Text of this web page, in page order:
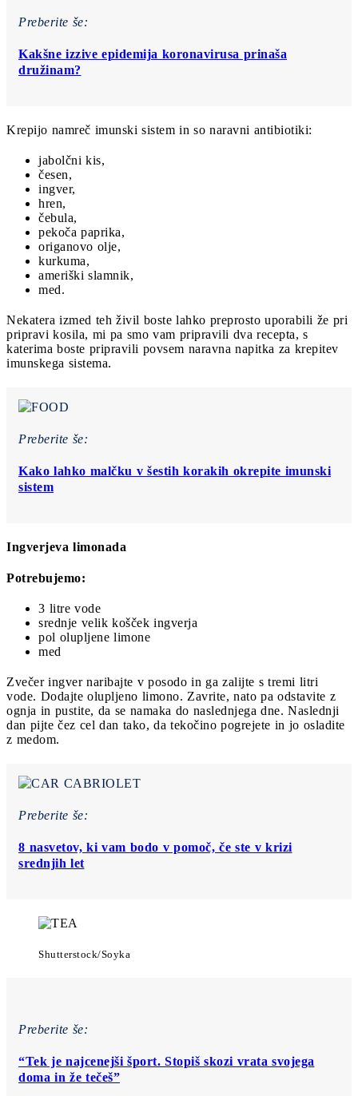
Preberite še:
Kakšne izzive epidemija koronavirusa prinaša
družinam?
Krepijo namreč imunski sistem in so naravni antibiotiki:
jabolčni kis,
česen,
ingver,
hren,
čebula,
pekoča paprika,
origanovo olje,
kurkuma,
ameriški slamnik,
med.
Nekatera izmed teh živil boste lahko preprosto uporabili že pri
pripravi kosila, mi pa smo vam pripravili dva recepta, s
katerima boste pripravili povsem naravna napitka za krepitev
imunskega sistema.
Preberite še:
Kako lahko malčku v šestih korakih okrepite imunski
sistem
Ingverjeva limonada
Potrebujemo:
3 litre vode
srednje velik košček ingverja
pol olupljene limone
med
Zvečer ingver naribajte v posodo in ga zalijte s tremi litri
vode. Dodajte olupljeno limono. Zavrite, nato pa odstavite z
ognja in pustite, da se namaka do naslednjega dne. Naslednji
dan pijte čez cel dan tako, da tekočino pogrejete in jo osladite
z medom.
Preberite še:
8 nasvetov, ki vam bodo v pomoč, če ste v krizi
srednjih let
Shutterstock/Soyka
Preberite še:
“Tek je najcenejši šport. Stopiš skozi vrata svojega
doma in že tečeš”